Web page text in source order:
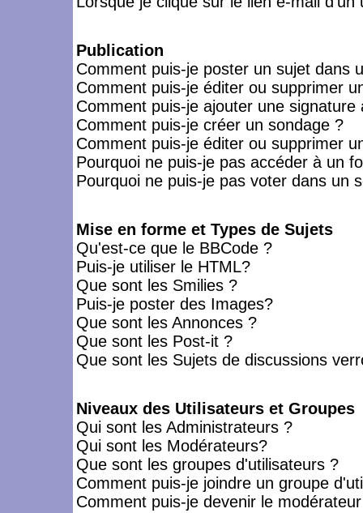
Publication
Comment puis-je poster un sujet dans
Comment puis-je éditer ou supprimer
Comment puis-je ajouter une signature
Comment puis-je créer un sondage ?
Comment puis-je éditer ou supprimer
Pourquoi ne puis-je pas accéder à un
Pourquoi ne puis-je pas voter dans un
Mise en forme et Types de Sujets
Qu'est-ce que le BBCode ?
Puis-je utiliser le HTML?
Que sont les Smilies ?
Puis-je poster des Images?
Que sont les Annonces ?
Que sont les Post-it ?
Que sont les Sujets de discussions
Niveaux des Utilisateurs et Groupes
Qui sont les Administrateurs ?
Qui sont les Modérateurs?
Que sont les groupes d'utilisateurs ?
Comment puis-je joindre un groupe
Comment puis-je devenir le